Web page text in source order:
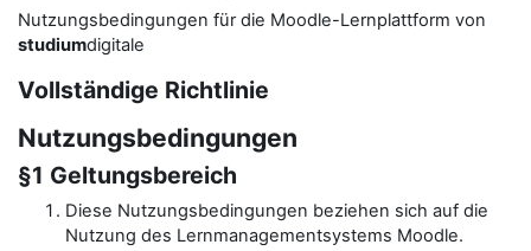
Nutzungsbedingungen für die Moodle-Lernplattform von
studiumdigitale
Vollständige Richtlinie
Nutzungsbedingungen
§1 Geltungsbereich
Diese Nutzungsbedingungen beziehen sich auf die
Nutzung des Lernmanagementsystems Moodle.